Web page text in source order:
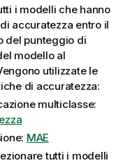
i modelli che hanno
accuratezza entro il
del punteggio di
modello al
utilizzate le
di accuratezza:
multiclasse:
MAE
tutti i modelli